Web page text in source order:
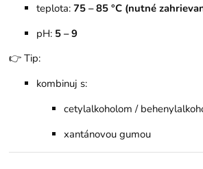
teplota:75 – 85 °C (nutné
pH: 5 – 9
👉 Tip:
kombinuj s:
cetylalkoholom /
xantánovou gumou